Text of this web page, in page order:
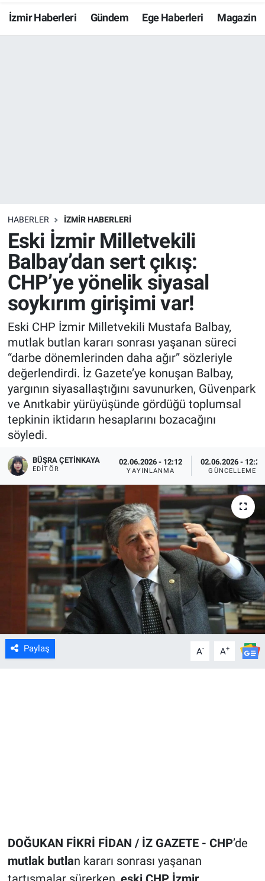
İzmir Haberleri Gündem Ege Haberleri Magazin
HABERLER İZMİR HABERLERİ
Eski İzmir Milletvekili
Balbay’dan sert çıkış:
CHP’ye yönelik siyasal
soykırım girişimi var!
Eski CHP İzmir Milletvekili Mustafa Balbay,
mutlak butlan kararı sonrası yaşanan süreci
“darbe dönemlerinden daha ağır” sözleriyle
değerlendirdi. İz Gazete’ye konuşan Balbay,
yargının siyasallaştığını savunurken, Güvenpark
ve Anıtkabir yürüyüşünde gördüğü toplumsal
tepkinin iktidarın hesaplarını bozacağını
söyledi.
BÜŞRA ÇETINKAYA
EDITÖR
02.06.2026 - 12:12
YAYINLANMA
02.06.2026 - 12:23
GÜNCELLEME
Paylaş A- A+
DOĞUKAN FİKRİ FİDAN / İZ GAZETE - CHP’de
mutlak butlan kararı sonrası yaşanan
Resmi İlanlar